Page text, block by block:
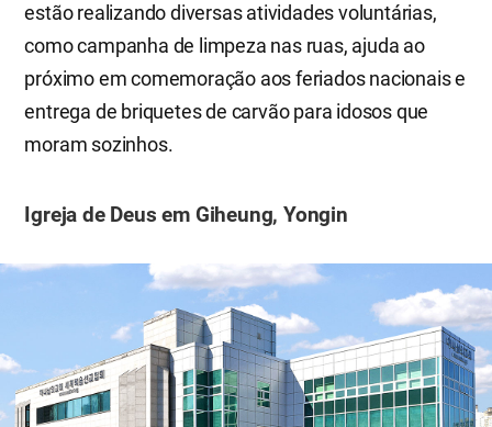
estão realizando diversas atividades voluntárias,
como campanha de limpeza nas ruas, ajuda ao
próximo em comemoração aos feriados nacionais e
entrega de briquetes de carvão para idosos que
moram sozinhos.
Igreja de Deus em Giheung, Yongin